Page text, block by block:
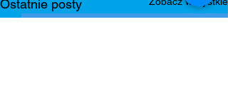
Ostatnie posty